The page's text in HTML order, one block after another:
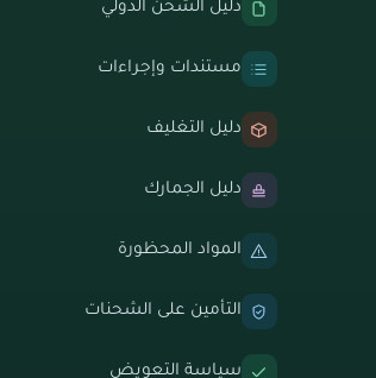
دليل الشحن الدولي
مستندات وإجراءات
دليل التغليف
دليل الجمارك
المواد المحظورة
التأمين على الشحنات
سياسة التعويض